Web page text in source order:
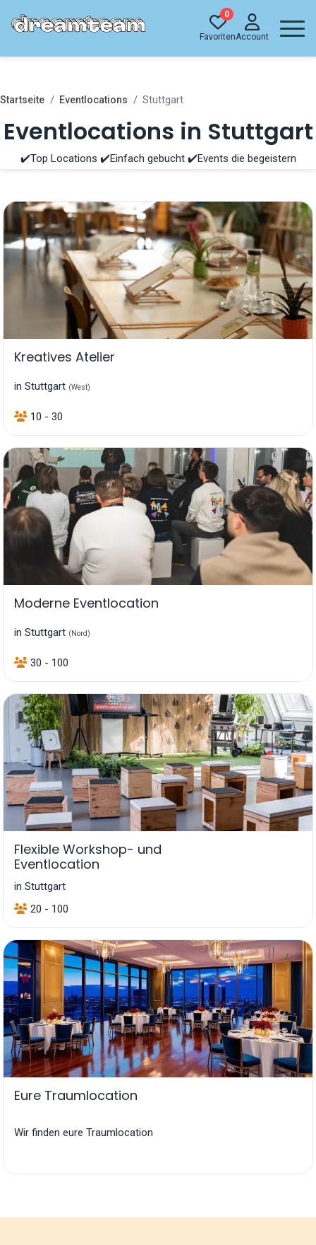
0
FavoritenAccount
Startseite Eventlocations Stuttgart
Eventlocations in Stuttgart
✔️Top Locations ✔️Einfach gebucht ✔️Events die begeistern
Kreatives Atelier
in Stuttgart (West)
10 - 30
Moderne Eventlocation
in Stuttgart (Nord)
30 - 100
Flexible Workshop- und
Eventlocation
in Stuttgart
20 - 100
Eure Traumlocation
Wir finden eure Traumlocation